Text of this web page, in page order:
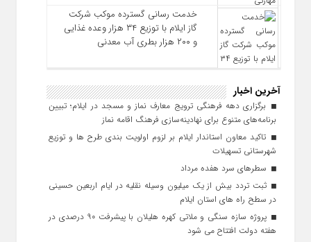
خدمت رسانی گسترده موکب شرکت
گاز ایلام با توزیع ۳۴ هزار وعده غذایی
و ۲۰۰ هزار بطری آب معدنی
آخرین اخبار
برگزاری دهه فرهنگی ترویج معارف نماز و مسجد در ایلام؛ تبیین
برنامه‌های متنوع برای نهادینه‌سازی فرهنگ اقامه نماز
تاکید معاون استاندار ایلام بر لزوم اولویت‌ بندی طرح‌ ها و توزیع
شهرستانی تسهیلات
سطرهای سرد هفده مرداد
ثبت تردد بیش از یک میلیون وسیله نقلیه در ایام اربعین حسینی
در سطح راه‌ های استان ایلام
پروژه سازه سنگی و ملاتی کهره هلیلان با پیشرفت ۹۰ درصدی در
هفته دولت افتتاح می شود